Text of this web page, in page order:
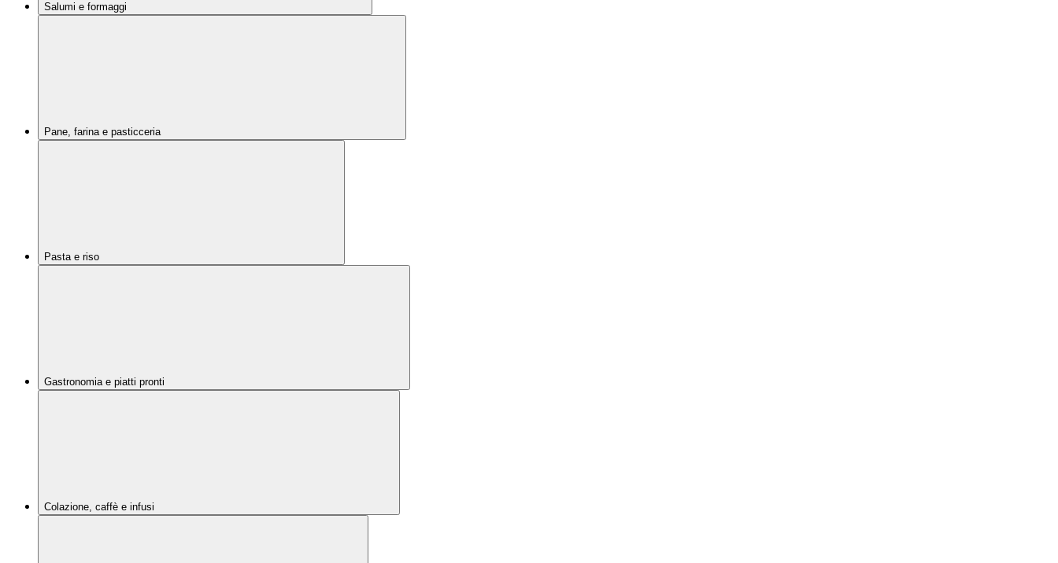
Salumi e formaggi
Pane, farina e pasticceria
Pasta e riso
Gastronomia e piatti pronti
Colazione, caffè e infusi